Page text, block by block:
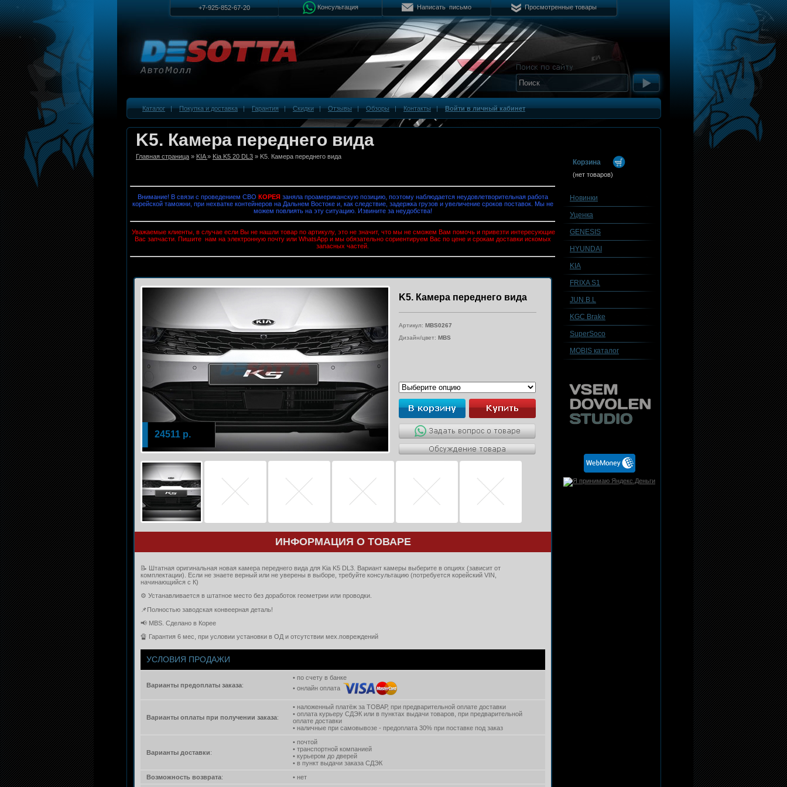
+7-925-852-67-20 Консультация Написать письмо Просмотренные товары
Каталог|Покупка и доставка|Гарантия|Скидки|Отзывы|Обзоры|Контакты|Войти в личный кабинет
K5. Камера переднего вида
Главная страница » KIA» Kia K5 20 DL3 » K5. Камера переднего вида
Внимание! В связи с проведением СВО КОРЕЯзаняла проамериканскую позицию, поэтому наблюдается неудовлетворительная работа
корейской таможни, при нехватке контейнеров на Дальнем Востоке и, как следствие, задержка грузов и увеличение сроков поставок. Мы не
можем повлиять на эту ситуацию. Извините за неудобства!
Уважаемые клиенты, в случае если Вы не нашли товар по артикулу, это не значит, что мы не сможем Вам помочь и привезти интересующие
Вас запчасти. Пишите нам на электронную почту или WhatsApp и мы обязательно сориентируем Вас по цене и срокам доставки искомых
запасных частей.
24511 р.
K5. Камера переднего вида
Артикул: MBS0267
Дизайн/цвет: MBS
ИНФОРМАЦИЯ О ТОВАРЕ
📝 Штатная оригинальная новая камера переднего вида для Kia K5 DL3. Вариант камеры выберите в опциях (зависит от
комплектации). Если не знаете верный или не уверены в выборе, требуйте консультацию (потребуется корейский VIN,
начинающийся с К)
⚙️ Устанавливается в штатное место без доработок геометрии или проводки.
📌Полностью заводская конвеерная деталь!
📢 MBS. Сделано в Корее
🔏 Гарантия 6 мес, при условии установки в ОД и отсутствии мех.повреждений
УСЛОВИЯ ПРОДАЖИ
Варианты предоплаты заказа:
• по счету в банке
• онлайн оплата
Варианты оплаты при получении заказа:
• наложенный платёж за ТОВАР, при предварительной оплате доставки
• оплата курьеру СДЭК или в пунктах выдачи товаров, при предварительной
оплате доставки
• наличные при самовывозе - предоплата 30% при поставке под заказ
Варианты доставки:
• почтой
• транспортной компанией
• курьером до дверей
• в пункт выдачи заказа СДЭК
Возможность возврата: • нет
Корзина
(нет товаров)
Новинки
Уценка
GENESIS
HYUNDAI
KIA
FRIXA S1
JUN.B.L
KGC Brake
SuperSoco
MOBIS каталог